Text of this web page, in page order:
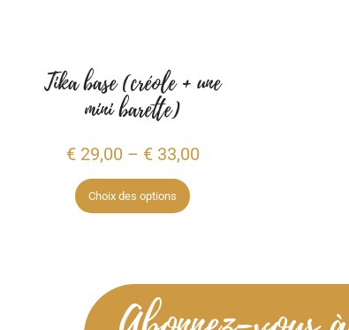
Tika base (créole + une
mini barette)
€29,00 – €33,00
Choix des options